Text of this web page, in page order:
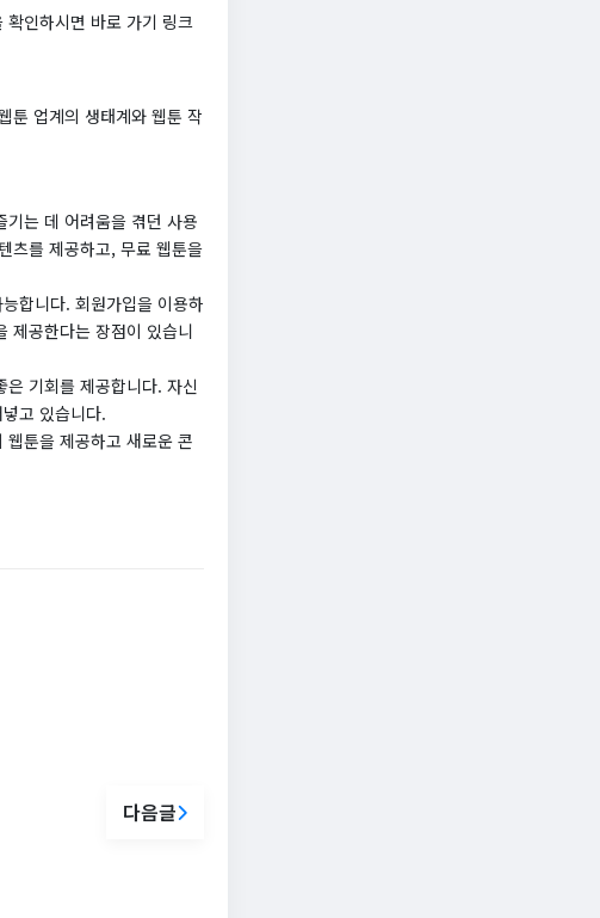
확인하시면 바로 가기 링크
툰 업계의 생태계와 웹툰 작
는 데 어려움을 겪던 사용
츠를 제공하고, 무료 웹툰을
합니다. 회원가입을 이용하
제공한다는 장점이 있습니
기회를 제공합니다. 자신
고 있습니다.
툰을 제공하고 새로운 콘
다음글